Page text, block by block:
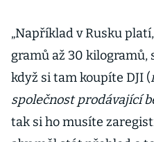
„Například v Rusku
gramů až 30
když si tam koupíte DJI (
společnost prodávající
tak si ho musíte